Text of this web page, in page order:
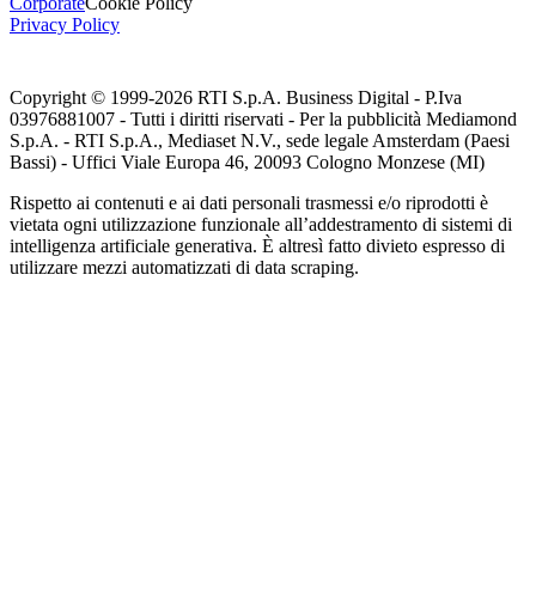
Privacy Policy
Copyright © 1999-2026 RTI S.p.A. Business Digital - P.Iva
03976881007 - Tutti i diritti riservati - Per la pubblicità Mediamond
S.p.A. - RTI S.p.A., Mediaset N.V., sede legale Amsterdam (Paesi
Bassi) - Uffici Viale Europa 46, 20093 Cologno Monzese (MI)
Rispetto ai contenuti e ai dati personali trasmessi e/o riprodotti è
vietata ogni utilizzazione funzionale all’addestramento di sistemi di
intelligenza artificiale generativa. È altresì fatto divieto espresso di
utilizzare mezzi automatizzati di data scraping.